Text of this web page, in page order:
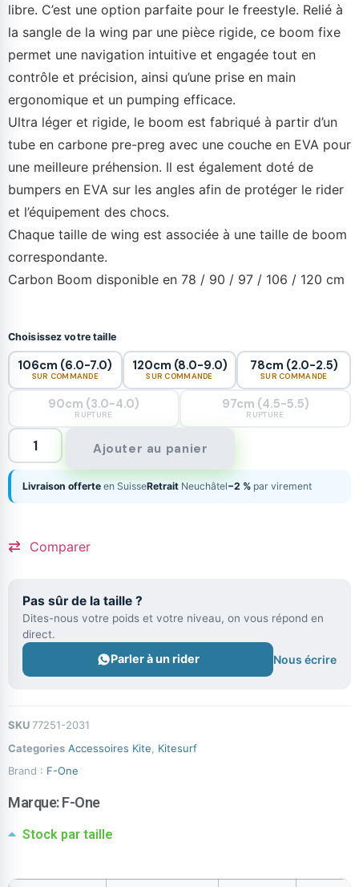
libre. C’est une option parfaite pour le freestyle. Relié à
la sangle de la wing par une pièce rigide, ce boom fixe
permet une navigation intuitive et engagée tout en
contrôle et précision, ainsi qu’une prise en main
ergonomique et un pumping efficace.
Ultra léger et rigide, le boom est fabriqué à partir d’un
tube en carbone pre-preg avec une couche en EVA pour
une meilleure préhension. Il est également doté de
bumpers en EVA sur les angles afin de protéger le rider
et l’équipement des chocs.
Chaque taille de wing est associée à une taille de boom
correspondante.
Carbon Boom disponible en 78 / 90 / 97 / 106 / 120 cm
Choisissez votre taille
106cm (6.0-7.0)
SUR COMMANDE
120cm (8.0-9.0)
SUR COMMANDE
78cm (2.0-2.5)
SUR COMMANDE
90cm (3.0-4.0)
RUPTURE
97cm (4.5-5.5)
RUPTURE
Ajouter au panier
Livraison offerte en SuisseRetrait Neuchâtel−2 % par virement
Comparer
Pas sûr de la taille ?
Dites-nous votre poids et votre niveau, on vous répond en
direct.
Parler à un rider Nous écrire
SKU 77251-2031
Categories Accessoires Kite
Kitesurf
Brand : F-One
Marque:F-One
Stock par taille